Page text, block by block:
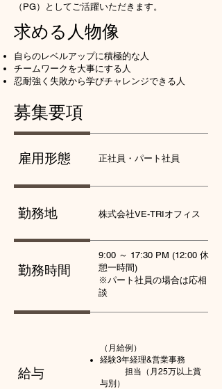
（PG）としてご活躍いただきます。
求める人物像
自らのレベルアップに積極的な人
チームワークを大事にする人
忍耐強く失敗から学びチャレンジできる人
募集要項
雇用形態 正社員・パート社員
勤務地 ​株式会社VE-TRIオフィス
勤務時間
9:00 ～ 17:30 PM (12:00 休
憩一時間)
​※パート社員の場合は応相
談
給与
​​（月給例）
経験3年経理&営業事務
担当（月25万以上賞
与別）